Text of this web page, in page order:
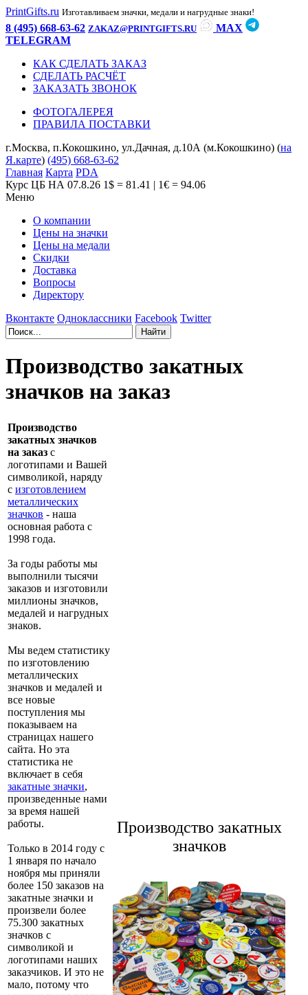
PrintGifts.ru Изготавливаем значки, медали и нагрудные знаки!
8 (495) 668-63-62 ZAKAZ@PRINTGIFTS.RU
MAX
TELEGRAM
КАК СДЕЛАТЬ ЗАКАЗ
СДЕЛАТЬ РАСЧЁТ
ЗАКАЗАТЬ ЗВОНОК
ФОТОГАЛЕРЕЯ
ПРАВИЛА ПОСТАВКИ
г.Москва, п.Кокошкино, ул.Дачная, д.10А (м.Кокошкино) (на
Я.карте) (495) 668-63-62
Главная Карта PDA
Курс ЦБ НА 07.8.26 1$ = 81.41 | 1€ = 94.06
Меню
О компании
Цены на значки
Цены на медали
Скидки
Доставка
Вопросы
Директору
Вконтакте Одноклассники Facebook Twitter
Производство закатных
значков на заказ
Производство
закатных значков
на заказ с
логотипами и Вашей
символикой, наряду
с изготовлением
металлических
значков - наша
основная работа с
1998 года.
За годы работы мы
выполнили тысячи
заказов и изготовили
миллионы значков,
медалей и нагрудных
знаков.
Мы ведем статистику
по изготовлению
металлических
значков и медалей и
все новые
поступления мы
показываем на
страницах нашего
сайта. Но эта
статистика не
включает в себя
закатные значки,
произведенные нами
за время нашей
работы.
Только в 2014 году с
1 января по начало
ноября мы приняли
более 150 заказов на
закатные значки и
произвели более
75.300 закатных
значков с
символикой и
логотипами наших
заказчиков. И это не
мало, потому что
Производство закатных
значков